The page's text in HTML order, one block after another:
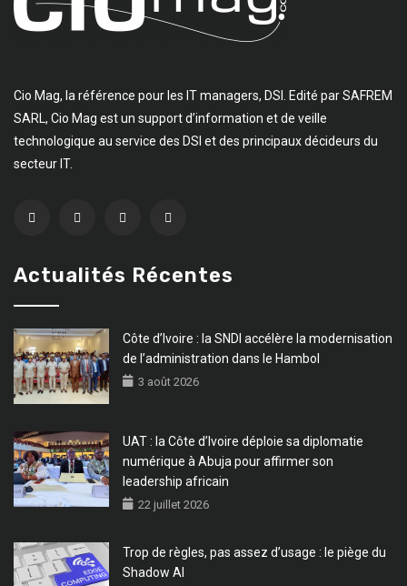
Cio Mag, la référence pour les IT managers, DSI. Edité par SAFREM
SARL, Cio Mag est un support d’information et de veille
technologique au service des DSI et des principaux décideurs du
secteur IT.
Actualités Récentes
Côte d’Ivoire : la SNDI accélère la modernisation
de l’administration dans le Hambol
3 août 2026
UAT : la Côte d’Ivoire déploie sa diplomatie
numérique à Abuja pour affirmer son
leadership africain
22 juillet 2026
Trop de règles, pas assez d’usage : le piège du
Shadow AI